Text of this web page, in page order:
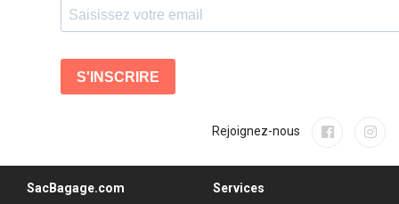
Rejoignez-nous
SacBagage.com
Services